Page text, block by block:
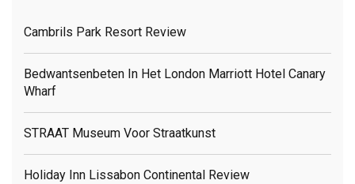
Cambrils Park Resort Review
Bedwantsenbeten In Het London Marriott Hotel Canary
Wharf
STRAAT Museum Voor Straatkunst
Holiday Inn Lissabon Continental Review